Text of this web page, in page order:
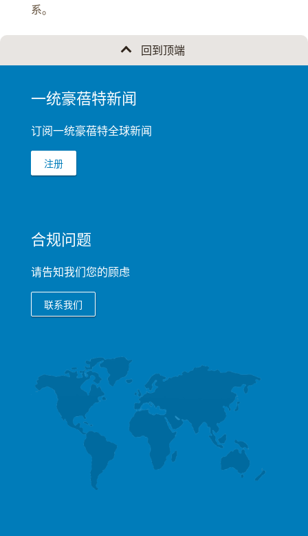
系。
回到顶端
FOOTER
一统豪蓓特新闻
订阅一统豪蓓特全球新闻
注册
合规问题
请告知我们您的顾虑
联系我们